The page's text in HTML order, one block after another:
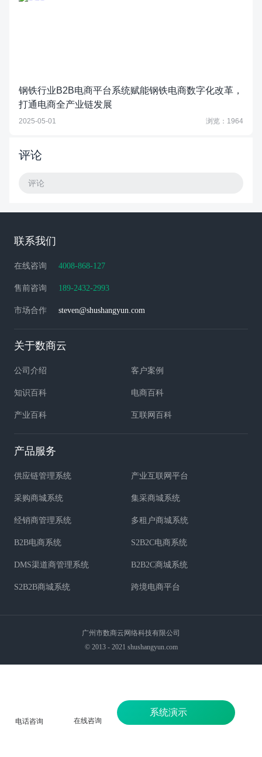
钢铁行业B2B电商平台系统赋能钢铁电商数字化改革，
打通电商全产业链发展
2025-05-01 浏览：1964
评论
评论
联系我们
在线咨询 4008-868-127
售前咨询 189-2432-2993
市场合作 steven@shushangyun.com
关于数商云
公司介绍 客户案例
知识百科 电商百科
产业百科 互联网百科
产品服务
供应链管理系统 产业互联网平台
采购商城系统 集采商城系统
经销商管理系统 多租户商城系统
B2B电商系统 S2B2C电商系统
DMS渠道商管理系统 B2B2C商城系统
S2B2B商城系统 跨境电商平台
广州市数商云网络科技有限公司
© 2013 - 2021 shushangyun.com
电话咨询 在线咨询
系统演示